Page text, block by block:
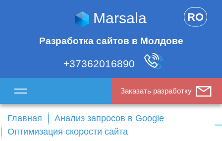
Marsala
Разработка сайтов в Молдове
+37362016890
RO
Заказать разработку
Главная
Анализ запросов в Google
Оптимизация скорости сайта